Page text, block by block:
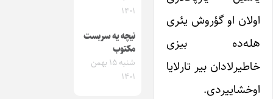
اولان او گؤروش یئری
هله‌ده بیزی
خاطیرلادان بیر تارلایا
اوخشاییردی.
۱۴۰۱
نیچه یه سربست
مکتوب
شنبه ۱۵ بهمن
۱۴۰۱